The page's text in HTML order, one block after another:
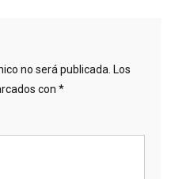
no será publicada. Los
con *